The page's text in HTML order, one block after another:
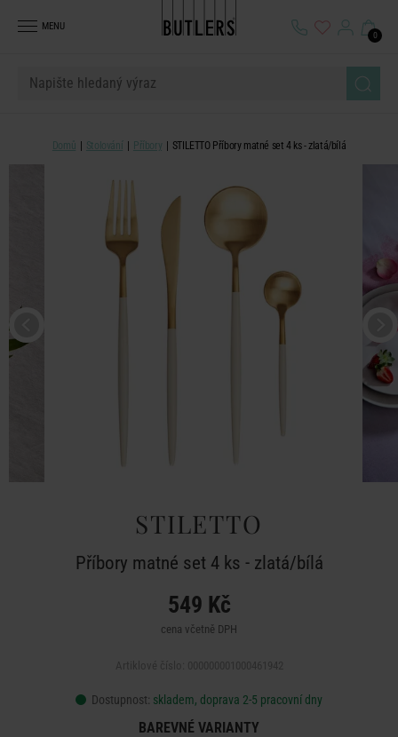
MENU
0
Domů Stolování Příbory STILETTO Příbory matné set 4 ks - zlatá/bílá
STILETTO
Příbory matné set 4 ks - zlatá/bílá
549 Kč
cena včetně DPH
Dostupnost: skladem, doprava 2-5 pracovní dny
BAREVNÉ VARIANTY